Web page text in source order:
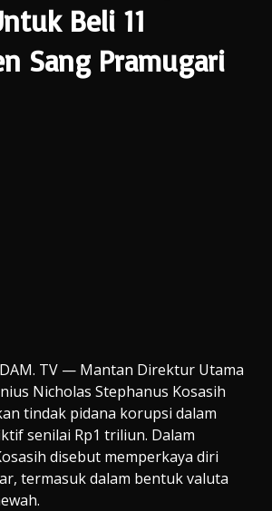
Beli 11
Sang Pramugari
TV — Mantan Direktur Utama
Nicholas Stephanus Kosasih
tindak pidana korupsi dalam
senilai Rp1 triliun. Dalam
disebut memperkaya diri
termasuk dalam bentuk valuta